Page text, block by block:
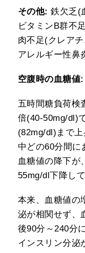
その他: 鉄欠乏(
ビタミンB群不
肉不足(クレア
アレルギー性鼻
空腹時の血糖値:
五時間糖負荷検
倍(40-50mg/dl)
(82mg/dl)まで
中どの60分間に
血糖値の降下が
55mg/dl下降して
本来、血糖値の
泌が相関せず、
後90分～240分
インスリン分泌